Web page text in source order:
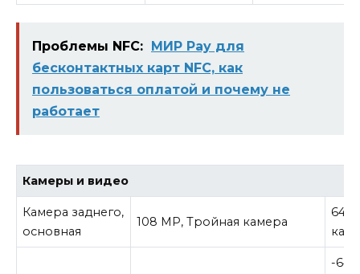
Проблемы NFC: МИР Pay для
бесконтактных карт NFC, как
пользоваться оплатой и почему не
работает
Камеры и видео
Камера заднего,
основная
108 MP, Тройная камера
64
-64